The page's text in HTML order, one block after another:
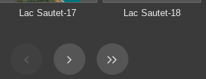
Lac Sautet-17 Lac Sautet-18